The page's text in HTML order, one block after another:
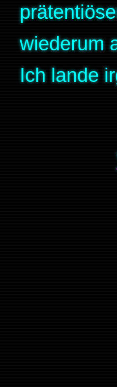
wiederum
Ich lande